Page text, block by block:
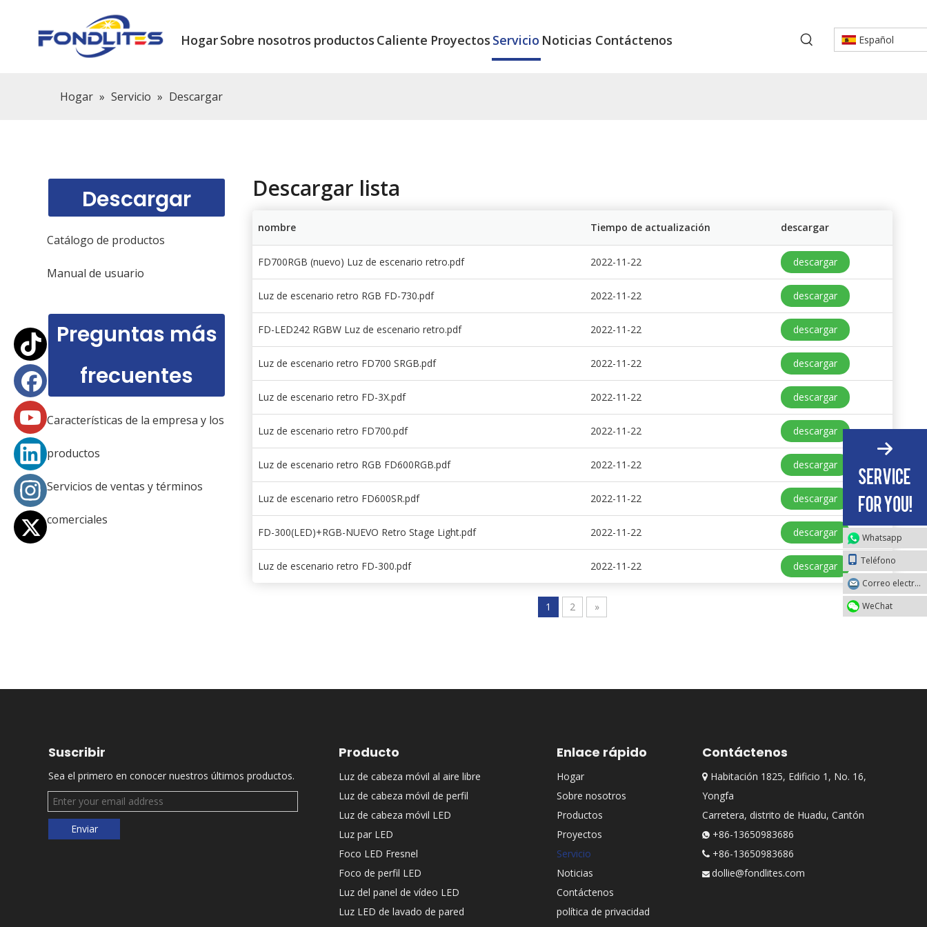
HogarSobre nosotros productos Caliente Proyectos Servicio Noticias Contáctenos Español
Hogar » Servicio » Descargar
Descargar
Catálogo de productos
Manual de usuario
Preguntas más
frecuentes
Características de la empresa y los
productos
Servicios de ventas y términos
comerciales
Descargar lista
nombre Tiempo de actualización descargar
FD700RGB (nuevo) Luz de escenario retro.pdf 2022-11-22 descargar
Luz de escenario retro RGB FD-730.pdf 2022-11-22 descargar
FD-LED242 RGBW Luz de escenario retro.pdf 2022-11-22 descargar
Luz de escenario retro FD700 SRGB.pdf 2022-11-22 descargar
Luz de escenario retro FD-3X.pdf 2022-11-22 descargar
Luz de escenario retro FD700.pdf 2022-11-22 descargar
Luz de escenario retro RGB FD600RGB.pdf 2022-11-22 descargar
Luz de escenario retro FD600SR.pdf 2022-11-22 descargar
FD-300(LED)+RGB-NUEVO Retro Stage Light.pdf 2022-11-22 descargar
Luz de escenario retro FD-300.pdf 2022-11-22 descargar
1 2 »
Suscribir
Sea el primero en conocer nuestros últimos productos.
Enviar
Whatsapp
Teléfono
Correo electrónico
WeChat
Producto
Luz de cabeza móvil al aire libre
Luz de cabeza móvil de perfil
Luz de cabeza móvil LED
Luz par LED
Foco LED Fresnel
Foco de perfil LED
Luz del panel de vídeo LED
Luz LED de lavado de pared
Enlace rápido
Hogar
Sobre nosotros
Productos
Proyectos
Servicio
Noticias
Contáctenos
política de privacidad
Contáctenos
Habitación 1825, Edificio 1, No. 16,
Yongfa
Carretera, distrito de Huadu, Cantón
+86-13650983686
+86-13650983686
 dollie@fondlites.com